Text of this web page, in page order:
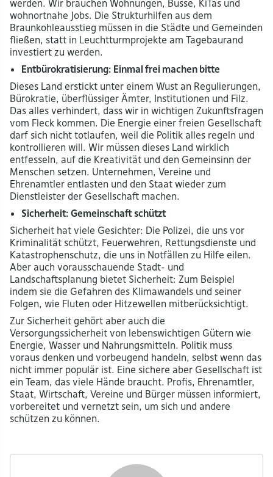
werden. Wir brauchen Wohnungen, Busse, KiTas und
wohnortnahe Jobs. Die Strukturhilfen aus dem
Braunkohleausstieg müssen in die Städte und Gemeinden
fließen, statt in Leuchtturmprojekte am Tagebaurand
investiert zu werden.
Entbürokratisierung: Einmal frei machen bitte
Dieses Land erstickt unter einem Wust an Regulierungen,
Bürokratie, überflüssiger Ämter, Institutionen und Filz.
Das alles verhindert, dass wir in wichtigen Zukunftsfragen
vom Fleck kommen. Die Energie einer freien Gesellschaft
darf sich nicht totlaufen, weil die Politik alles regeln und
kontrollieren will. Wir müssen dieses Land wirklich
entfesseln, auf die Kreativität und den Gemeinsinn der
Menschen setzen. Unternehmen, Vereine und
Ehrenamtler entlasten und den Staat wieder zum
Dienstleister der Gesellschaft machen.
Sicherheit: Gemeinschaft schützt
Sicherheit hat viele Gesichter: Die Polizei, die uns vor
Kriminalität schützt, Feuerwehren, Rettungsdienste und
Katastrophenschutz, die uns in Notfällen zu Hilfe eilen.
Aber auch vorausschauende Stadt- und
Landschaftsplanung bietet Sicherheit: Zum Beispiel
indem sie die Gefahren des Klimawandels und seiner
Folgen, wie Fluten oder Hitzewellen mitberücksichtigt.
Zur Sicherheit gehört aber auch die
Versorgungssicherheit von lebenswichtigen Gütern wie
Energie, Wasser und Nahrungsmitteln. Politik muss
voraus denken und vorbeugend handeln, selbst wenn das
nicht immer populär ist. Eine sichere aber Gesellschaft ist
ein Team, das viele Hände braucht. Profis, Ehrenamtler,
Staat, Wirtschaft, Vereine und Bürger müssen informiert,
vorbereitet und vernetzt sein, um sich und andere
schützen zu können.